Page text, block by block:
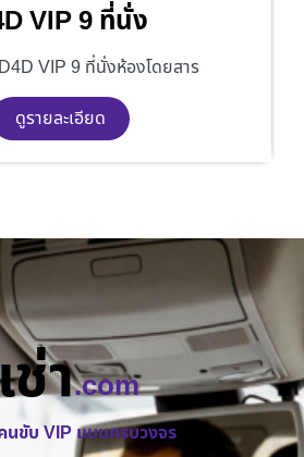
VIP 9 ที่นั่ง
VIP 9 ที่นั่งห้องโดยสาร
ดูรายละเอียด
า.com
นขับ VIP แบบครบวงจร